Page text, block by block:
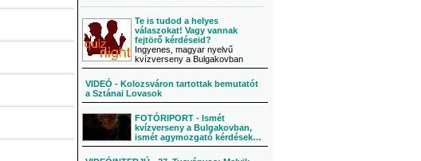
Te is tudod a helyes
válaszokat! Vagy vannak
fejtörő kérdéseid?
Ingyenes, magyar nyelvű
kvízverseny a Bulgakovban
VIDEÓ - Kolozsváron tartottak bemutatót
a Sztánai Lovasok
FOTÓRIPORT - Ismét
kvízverseny a Bulgakovban,
ismét agymozgató kérdések…